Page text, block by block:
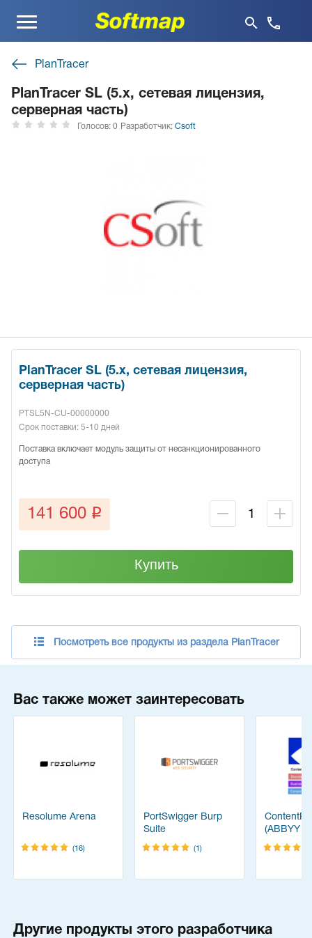
Меню
PlanTracer
PlanTracer SL (5.x, сетевая лицензия,
серверная часть)
Голосов: 0 Разработчик: Csoft
PlanTracer SL (5.x, сетевая лицензия,
серверная часть)
PTSL5N-CU-00000000
Срок поставки: 5-10 дней
Поставка включает модуль защиты от несанкционированного
доступа
141 600 q
Купить
Посмотреть все продукты из раздела PlanTracer
Вас также может заинтересовать
Resolume Arena
(16)
PortSwigger Burp
Suite
(1)
(ABBYY
Другие продукты этого разработчика